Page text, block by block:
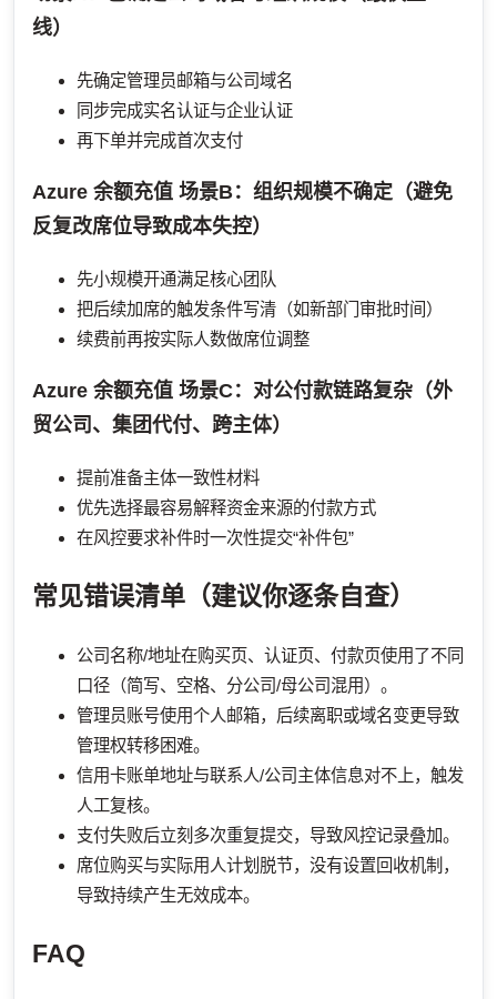
线）
先确定管理员邮箱与公司域名
同步完成实名认证与企业认证
再下单并完成首次支付
Azure 余额充值 场景B：组织规模不确定（避免
反复改席位导致成本失控）
先小规模开通满足核心团队
把后续加席的触发条件写清（如新部门审批时间）
续费前再按实际人数做席位调整
Azure 余额充值 场景C：对公付款链路复杂（外
贸公司、集团代付、跨主体）
提前准备主体一致性材料
优先选择最容易解释资金来源的付款方式
在风控要求补件时一次性提交“补件包”
常见错误清单（建议你逐条自查）
公司名称/地址在购买页、认证页、付款页使用了不同
口径（简写、空格、分公司/母公司混用）。
管理员账号使用个人邮箱，后续离职或域名变更导致
管理权转移困难。
信用卡账单地址与联系人/公司主体信息对不上，触发
人工复核。
支付失败后立刻多次重复提交，导致风控记录叠加。
席位购买与实际用人计划脱节，没有设置回收机制，
导致持续产生无效成本。
FAQ